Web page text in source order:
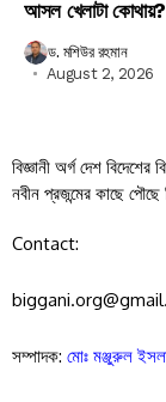
আসল খেলাটা কোথায়?
ড. মশিউর রহমান
August 2, 2026
বিজ্ঞানী অর্গ দেশ বিদেশের
নবীন প্রজন্মের কাছে পৌছে
Contact:
সম্পাদক: মোঃ মঞ্জুরুল